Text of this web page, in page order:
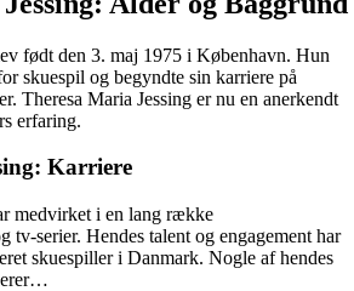
født den 3. maj 1975 i København. Hun
skuespil og begyndte sin karriere på
Theresa Maria Jessing er nu en anerkendt
erfaring.
Karriere
medvirket i en lang række
tv-serier. Hendes talent og engagement har
skuespiller i Danmark. Nogle af hendes